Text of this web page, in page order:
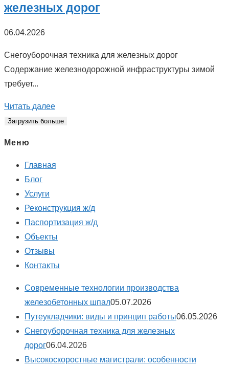
железных дорог
06.04.2026
Снегоуборочная техника для железных дорог
Содержание железнодорожной инфраструктуры зимой
требует...
Читать далее
Загрузить больше
Меню
Главная
Блог
Услуги
Реконструкция ж/д
Паспортизация ж/д
Объекты
Отзывы
Контакты
Современные технологии производства
железобетонных шпал05.07.2026
Путеукладчики: виды и принцип работы06.05.2026
Снегоуборочная техника для железных
дорог06.04.2026
Высокоскоростные магистрали: особенности